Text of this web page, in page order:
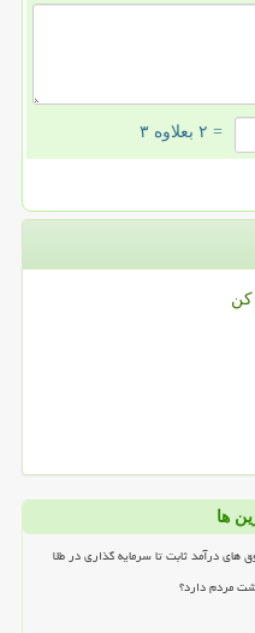
= ۲ بعلاوه ۳
کن
ها
های درآمد ثابت تا سرمایه گذاری در طلا